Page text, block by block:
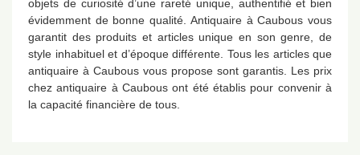
objets de curiosité d’une rareté unique, authentifié et bien
évidemment de bonne qualité. Antiquaire à Caubous vous
garantit des produits et articles unique en son genre, de
style inhabituel et d’époque différente. Tous les articles que
antiquaire à Caubous vous propose sont garantis. Les prix
chez antiquaire à Caubous ont été établis pour convenir à
la capacité financière de tous.